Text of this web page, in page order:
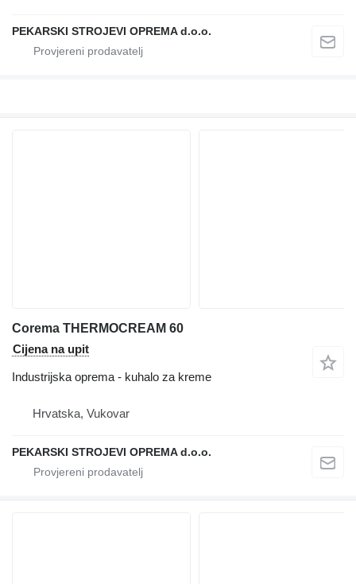
PEKARSKI STROJEVI OPREMA d.o.o.
Corema THERMOCREAM 60
Cijena na upit
Industrijska oprema - kuhalo za kreme
Hrvatska, Vukovar
PEKARSKI STROJEVI OPREMA d.o.o.